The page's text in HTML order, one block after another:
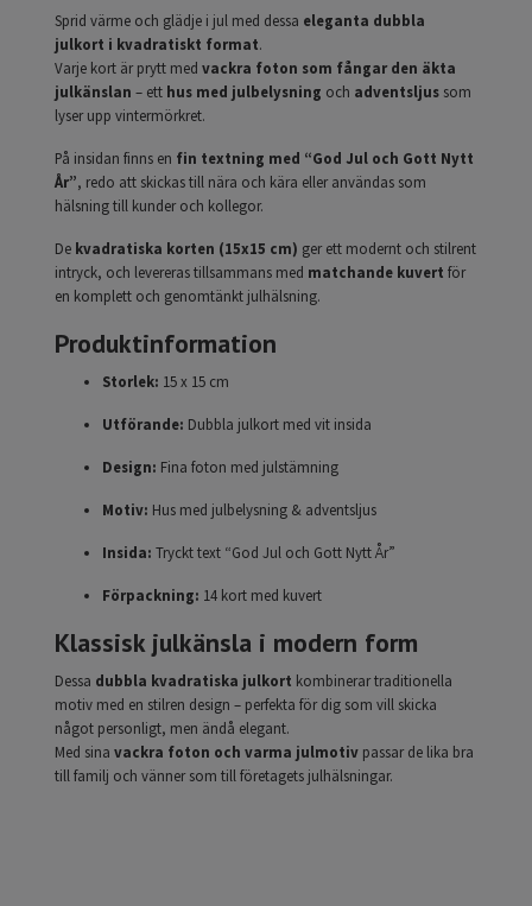
Sprid värme och glädje i jul med dessa eleganta dubbla
julkort i kvadratiskt format.
Varje kort är prytt med vackra foton som fångar den äkta
julkänslan – ett hus med julbelysning och adventsljus som
lyser upp vintermörkret.
På insidan finns en fin textning med “God Jul och Gott Nytt
År”, redo att skickas till nära och kära eller användas som
hälsning till kunder och kollegor.
De kvadratiska korten (15x15 cm) ger ett modernt och stilrent
intryck, och levereras tillsammans med matchande kuvert för
en komplett och genomtänkt julhälsning.
Produktinformation
Storlek: 15 x 15 cm
Utförande: Dubbla julkort med vit insida
Design: Fina foton med julstämning
Motiv: Hus med julbelysning & adventsljus
Insida: Tryckt text “God Jul och Gott Nytt År”
Förpackning: 14 kort med kuvert
Klassisk julkänsla i modern form
Dessa dubbla kvadratiska julkort kombinerar traditionella
motiv med en stilren design – perfekta för dig som vill skicka
något personligt, men ändå elegant.
Med sina vackra foton och varma julmotiv passar de lika bra
till familj och vänner som till företagets julhälsningar.